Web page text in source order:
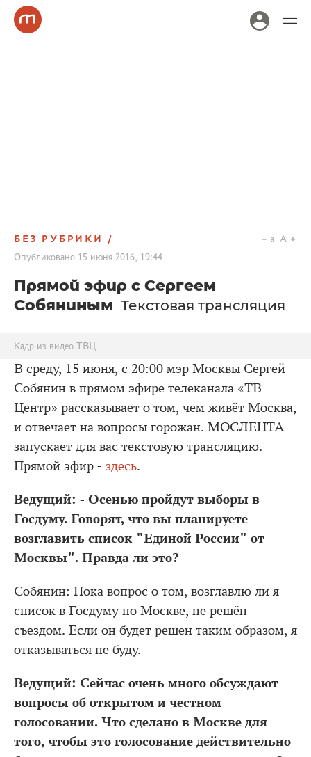
БЕЗ РУБРИКИ
Опубликовано 15 июня 2016, 19:44
a A
Прямой эфир с Сергеем
Собяниным Текстовая трансляция
Кадр из видео ТВЦ
В среду, 15 июня, с 20:00 мэр Москвы Сергей
Собянин в прямом эфире телеканала «ТВ
Центр» рассказывает о том, чем живёт Москва,
и отвечает на вопросы горожан. МОСЛЕНТА
запускает для вас текстовую трансляцию.
Прямой эфир - здесь.
Ведущий: - Осенью пройдут выборы в
Госдуму. Говорят, что вы планируете
возглавить список "Единой России" от
Москвы". Правда ли это?
Собянин: Пока вопрос о том, возглавлю ли я
список в Госдуму по Москве, не решён
съездом. Если он будет решен таким образом, я
отказываться не буду.
Ведущий: Сейчас очень много обсуждают
вопросы об открытом и честном
голосовании. Что сделано в Москве для
того, чтобы это голосование действительно